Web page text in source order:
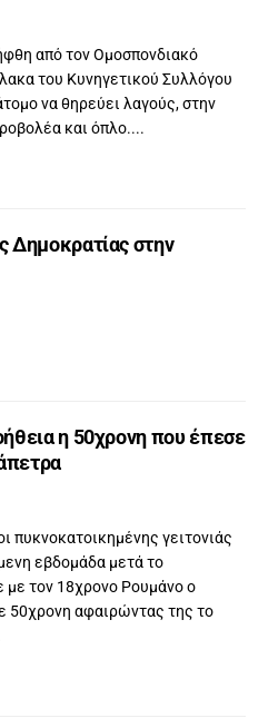
από τον Ομοσπονδιακό
του Κυνηγετικού Συλλόγου
να θηρεύει λαγούς, στην
και όπλο....
Δημοκρατίας στην
η 50χρονη που έπεσε
πυκνοκατοικημένης γειτονιάς
εβδομάδα μετά το
με τον 18χρονο Ρουμάνο ο
50χρονη αφαιρώντας της το